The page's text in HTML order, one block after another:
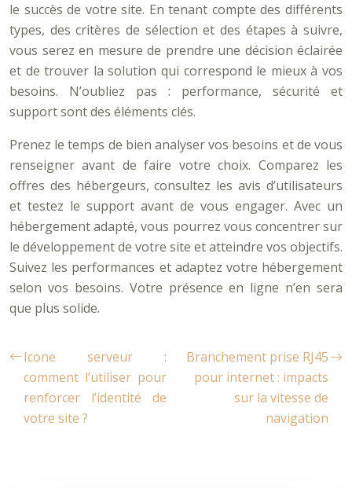
le succès de votre site. En tenant compte des différents
types, des critères de sélection et des étapes à suivre,
vous serez en mesure de prendre une décision éclairée
et de trouver la solution qui correspond le mieux à vos
besoins. N’oubliez pas : performance, sécurité et
support sont des éléments clés.
Prenez le temps de bien analyser vos besoins et de vous
renseigner avant de faire votre choix. Comparez les
offres des hébergeurs, consultez les avis d’utilisateurs
et testez le support avant de vous engager. Avec un
hébergement adapté, vous pourrez vous concentrer sur
le développement de votre site et atteindre vos objectifs.
Suivez les performances et adaptez votre hébergement
selon vos besoins. Votre présence en ligne n’en sera
que plus solide.
Icone serveur :
comment l’utiliser pour
renforcer l’identité de
votre site ?
Branchement prise RJ45
pour internet : impacts
sur la vitesse de
navigation